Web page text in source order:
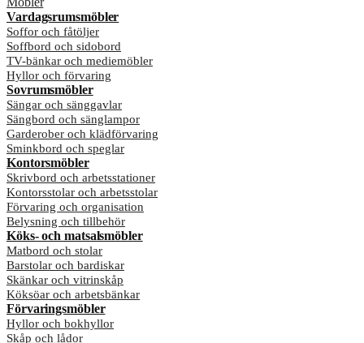
Vardagsrumsmöbler
Soffor och fåtöljer
Soffbord och sidobord
TV-bänkar och mediemöbler
Hyllor och förvaring
Sovrumsmöbler
Sängar och sänggavlar
Sängbord och sänglampor
Garderober och klädförvaring
Sminkbord och speglar
Kontorsmöbler
Skrivbord och arbetsstationer
Kontorsstolar och arbetsstolar
Förvaring och organisation
Belysning och tillbehör
Köks- och matsalsmöbler
Matbord och stolar
Barstolar och bardiskar
Skänkar och vitrinskåp
Köksöar och arbetsbänkar
Förvaringsmöbler
Hyllor och bokhyllor
Skåp och lådor